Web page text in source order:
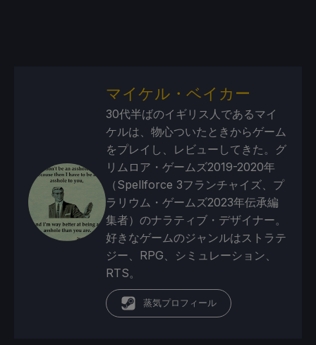
マイケル・ベイカー
30代半ばのイギリス人であるマイ
ケルは、物心ついたときからゲーム
をプレイし、レビューしてきた。グ
リムロア・ゲームズ2019-2020年
（Spellforce 3フランチャイズ、プ
ラリウム・ゲームズ2023年伝承編
集者）のナラティブ・デザイナー。
好きなゲームのジャンルはストラテ
ジー、RPG、シミュレーション、
RTS。
蒸気プロフィール